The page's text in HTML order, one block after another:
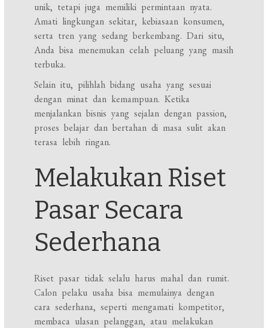
unik, tetapi juga memiliki permintaan nyata.
Amati lingkungan sekitar, kebiasaan konsumen,
serta tren yang sedang berkembang. Dari situ,
Anda bisa menemukan celah peluang yang masih
terbuka.
Selain itu, pilihlah bidang usaha yang sesuai
dengan minat dan kemampuan. Ketika
menjalankan bisnis yang sejalan dengan passion,
proses belajar dan bertahan di masa sulit akan
terasa lebih ringan.
Melakukan Riset
Pasar Secara
Sederhana
Riset pasar tidak selalu harus mahal dan rumit.
Calon pelaku usaha bisa memulainya dengan
cara sederhana, seperti mengamati kompetitor,
membaca ulasan pelanggan, atau melakukan